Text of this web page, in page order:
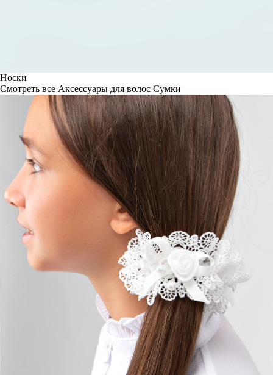
Носки
Смотреть все Аксессуары для волос Сумки